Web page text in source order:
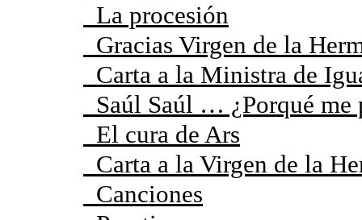
La procesión
Gracias Virgen de la
Carta a la Ministra de
Saúl Saúl … ¿Porqué me
El cura de Ars
Carta a la Virgen de la
Canciones